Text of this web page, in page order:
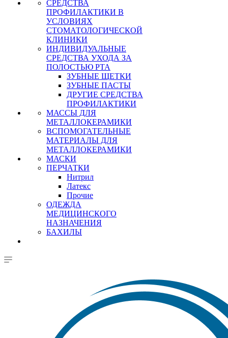
СРЕДСТВА
ПРОФИЛАКТИКИ В
УСЛОВИЯХ
СТОМАТОЛОГИЧЕСКОЙ
КЛИНИКИ
ИНДИВИДУАЛЬНЫЕ
СРЕДСТВА УХОДА ЗА
ПОЛОСТЬЮ РТА
ЗУБНЫЕ ЩЕТКИ
ЗУБНЫЕ ПАСТЫ
ДРУГИЕ СРЕДСТВА
ПРОФИЛАКТИКИ
МАССЫ ДЛЯ
МЕТАЛЛОКЕРАМИКИ
ВСПОМОГАТЕЛЬНЫЕ
МАТЕРИАЛЫ ДЛЯ
МЕТАЛЛОКЕРАМИКИ
МАСКИ
ПЕРЧАТКИ
Нитрил
Латекс
Прочие
ОДЕЖДА
МЕДИЦИНСКОГО
НАЗНАЧЕНИЯ
БАХИЛЫ